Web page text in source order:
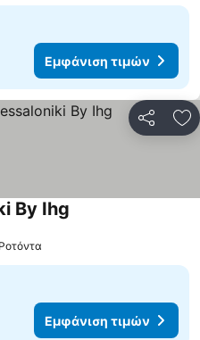
Εμφάνιση τιμών
By Ihg
Εμφάνιση τιμών